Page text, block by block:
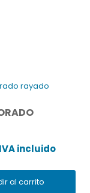
IVA incluido
al carrito